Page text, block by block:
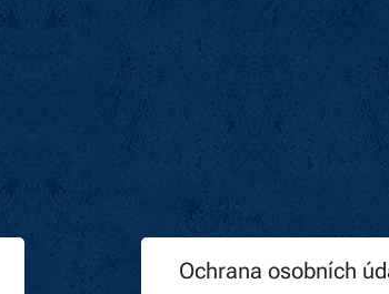
Ochrana osobních